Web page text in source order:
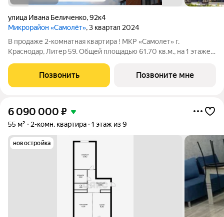
улица Ивана Беличенко,92к4
Микрорайон «Самолёт», 3 квартал 2024
В продаже 2-комнатная квартира ! МКР «Самолет» г.
Краснодар, Литер 59. Общей площадью 61.70 кв.м., на 1 этаже.
расположен на северо-западе Краснодара, в районе Западного
Обхода. Микрорайон
Позвонить Позвоните мне
6 090 000 ₽
55 м² 2-комн. квартира 1 этаж из 9
новостройка